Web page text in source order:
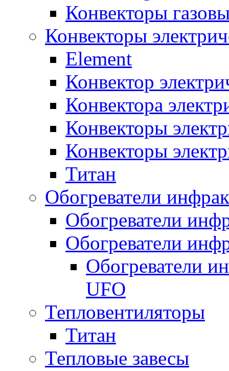
Конвекторы
Конвекторы
Element
Конвектор
Конвектора
Конвекторы
Конвекторы
Титан
Обогреватели
Обогреватели
Обогреватели
Обогреватели
UFO
Тепловентиляторы
Титан
Тепловые завесы